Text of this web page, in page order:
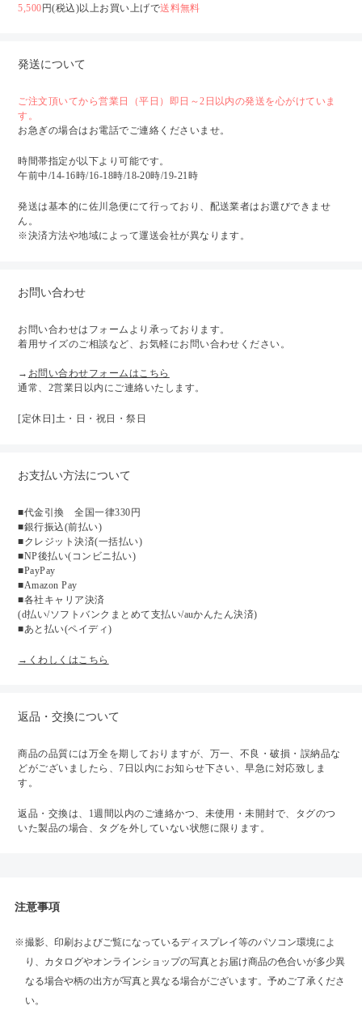
5,500円(税込)以上お買い上げで送料無料
発送について
ご注文頂いてから営業日（平日）即日～2日以内の発送を心がけていま
す。
お急ぎの場合はお電話でご連絡くださいませ。
時間帯指定が以下より可能です。
午前中/14-16時/16-18時/18-20時/19-21時
発送は基本的に佐川急便にて行っており、配送業者はお選びできませ
ん。
※決済方法や地域によって運送会社が異なります。
お問い合わせ
お問い合わせはフォームより承っております。
着用サイズのご相談など、お気軽にお問い合わせください。
→ お問い合わせフォームはこちら
通常、2営業日以内にご連絡いたします。
[定休日]土・日・祝日・祭日
お支払い方法について
■代金引換 全国一律330円
■銀行振込(前払い)
■クレジット決済(一括払い)
■NP後払い(コンビニ払い)
■PayPay
■Amazon Pay
■各社キャリア決済
(d払い/ソフトバンクまとめて支払い/auかんたん決済)
■あと払い(ペイディ)
→くわしくはこちら
返品・交換について
商品の品質には万全を期しておりますが、万一、不良・破損・誤納品な
どがございましたら、7日以内にお知らせ下さい、早急に対応致しま
す。
返品・交換は、1週間以内のご連絡かつ、未使用・未開封で、タグのつ
いた製品の場合、タグを外していない状態に限ります。
注意事項
撮影、印刷およびご覧になっているディスプレイ等のパソコン環境によ
り、カタログやオンラインショップの写真とお届け商品の色合いが多少異
なる場合や柄の出方が写真と異なる場合がございます。予めご了承くださ
い。